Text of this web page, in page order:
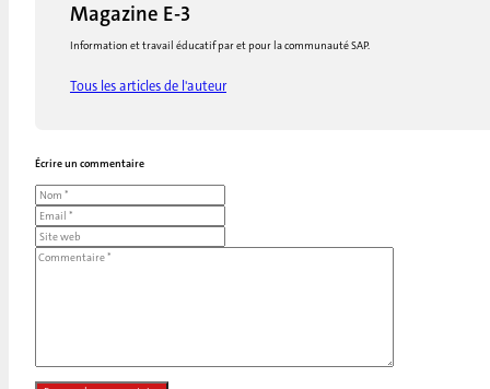
Magazine E-3
Information et travail éducatif par et pour la communauté SAP.
Tous les articles de l'auteur
Écrire un commentaire